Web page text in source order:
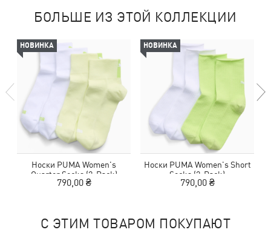
БОЛЬШЕ ИЗ ЭТОЙ КОЛЛЕКЦИИ
НОВИНКА
Носки PUMA Women's
Quarter Socks (2-Pack)
790,00 ₴
НОВИНКА
Носки PUMA Women's Short
Socks (2-Pack)
790,00 ₴
С ЭТИМ ТОВАРОМ ПОКУПАЮТ